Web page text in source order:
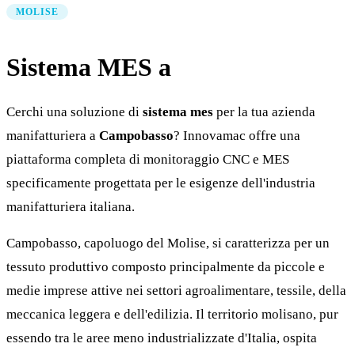
MOLISE
Sistema MES a
Cerchi una soluzione di sistema mes per la tua azienda
manifatturiera a Campobasso? Innovamac offre una
piattaforma completa di monitoraggio CNC e MES
specificamente progettata per le esigenze dell'industria
manifatturiera italiana.
Campobasso, capoluogo del Molise, si caratterizza per un
tessuto produttivo composto principalmente da piccole e
medie imprese attive nei settori agroalimentare, tessile, della
meccanica leggera e dell'edilizia. Il territorio molisano, pur
essendo tra le aree meno industrializzate d'Italia, ospita